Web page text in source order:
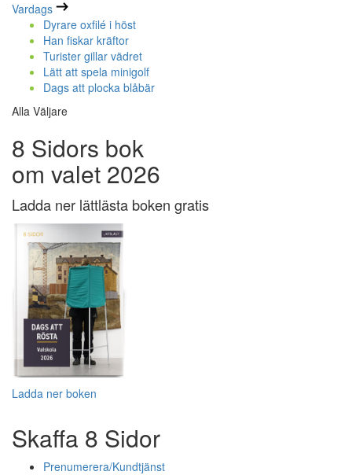
Vardags
Dyrare oxfilé i höst
Han fiskar kräftor
Turister gillar vädret
Lätt att spela minigolf
Dags att plocka blåbär
Alla Väljare
8 Sidors bok
om valet 2026
Ladda ner lättlästa boken gratis
Ladda ner boken
Skaffa 8 Sidor
Prenumerera/Kundtjänst